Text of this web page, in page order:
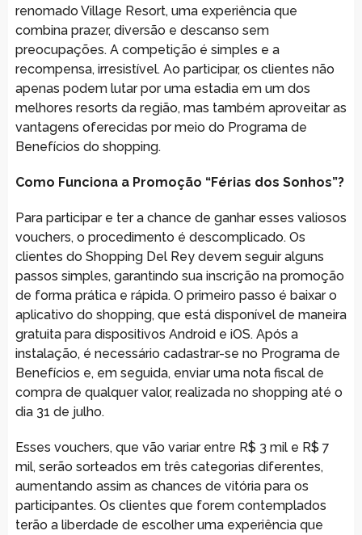
renomado Village Resort, uma experiência que
combina prazer, diversão e descanso sem
preocupações. A competição é simples e a
recompensa, irresistível. Ao participar, os clientes não
apenas podem lutar por uma estadia em um dos
melhores resorts da região, mas também aproveitar as
vantagens oferecidas por meio do Programa de
Benefícios do shopping.
Como Funciona a Promoção “Férias dos Sonhos”?
Para participar e ter a chance de ganhar esses valiosos
vouchers, o procedimento é descomplicado. Os
clientes do Shopping Del Rey devem seguir alguns
passos simples, garantindo sua inscrição na promoção
de forma prática e rápida. O primeiro passo é baixar o
aplicativo do shopping, que está disponível de maneira
gratuita para dispositivos Android e iOS. Após a
instalação, é necessário cadastrar-se no Programa de
Benefícios e, em seguida, enviar uma nota fiscal de
compra de qualquer valor, realizada no shopping até o
dia 31 de julho.
Esses vouchers, que vão variar entre R$ 3 mil e R$ 7
mil, serão sorteados em três categorias diferentes,
aumentando assim as chances de vitória para os
participantes. Os clientes que forem contemplados
terão a liberdade de escolher uma experiência que